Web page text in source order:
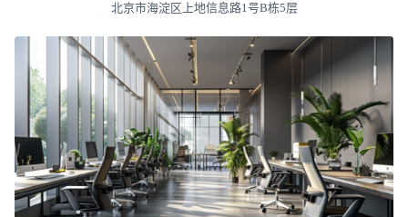
北京市海淀区上地信息路1号B栋5层